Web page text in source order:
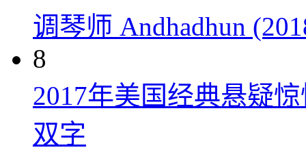
调琴师 Andhadhun
8
2017年美国经典悬疑
双字